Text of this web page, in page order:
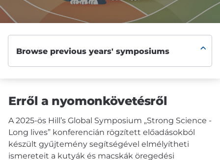
Erről a nyomonkövetésről
A 2025-ös Hill’s Global Symposium „Strong Science -
Long lives” konferencián rögzített előadásokból
készült gyűjtemény segítségével elmélyítheti
ismereteit a kutyák és macskák öregedési